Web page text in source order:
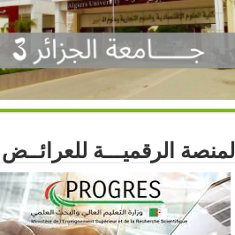
المنصة الرقميـــة للعرائــض